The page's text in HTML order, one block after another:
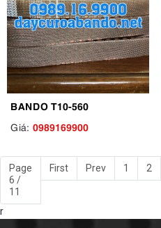
BANDO T10-560
Giá: 0989169900
Page
6 /
11
First Prev 1 2
r